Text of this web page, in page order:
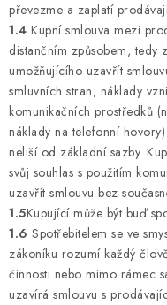
převezme a zaplatí
1.4 Kupní smlouva mezi
distančním způsobem, tedy
umožňujícího uzavřít
smluvních stran; náklady
komunikačních prostředků
náklady na telefonní
neliší od základní sazby.
svůj souhlas s použitím
uzavřít smlouvu bez
1.5Kupující může být buď
1.6 Spotřebitelem se ve
zákoníku rozumí každý
činnosti nebo mimo rámec
uzavírá smlouvu s